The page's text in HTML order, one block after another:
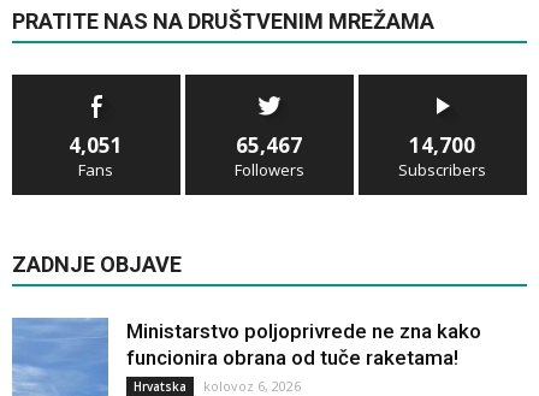
PRATITE NAS NA DRUŠTVENIM MREŽAMA
4,051
Fans
65,467
Followers
14,700
Subscribers
ZADNJE OBJAVE
Ministarstvo poljoprivrede ne zna kako
funcionira obrana od tuče raketama!
Hrvatska kolovoz 6, 2026